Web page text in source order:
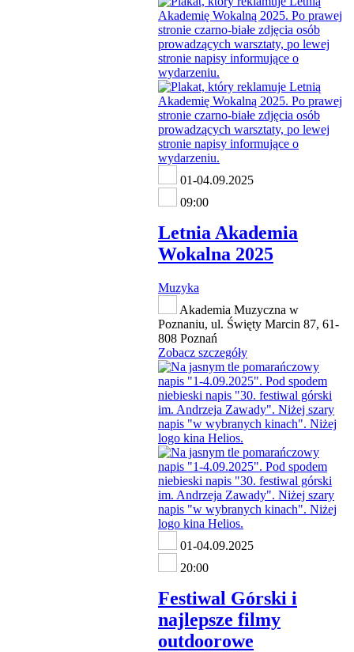
01-04.09.2025
09:00
Letnia Akademia
Wokalna 2025
Muzyka
Akademia Muzyczna w
Poznaniu, ul. Święty Marcin 87, 61-
808 Poznań
Zobacz szczegóły
01-04.09.2025
20:00
Festiwal Górski i
najlepsze filmy
outdoorowe